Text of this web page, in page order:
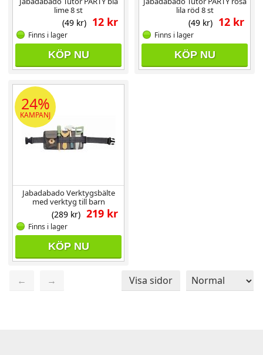
lime 8 st
12 kr
(49 kr)
Finns i lager
KÖP NU
lila röd 8 st
12 kr
(49 kr)
Finns i lager
KÖP NU
24%
KAMPANJ
Jabadabado Verktygsbälte
med verktyg till barn
219 kr
(289 kr)
Finns i lager
KÖP NU
← →
Visa sidor